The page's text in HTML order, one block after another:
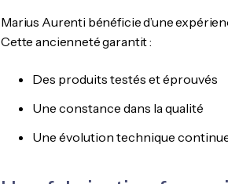
Marius Aurenti bénéficie d’une
Cette ancienneté garantit :
Des produits testés et éprouvés
Une constance dans la qualité
Une évolution technique